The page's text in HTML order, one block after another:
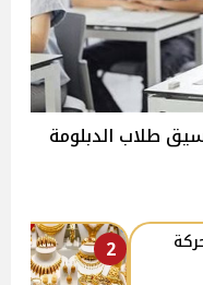
طلاب الدبلومة
2